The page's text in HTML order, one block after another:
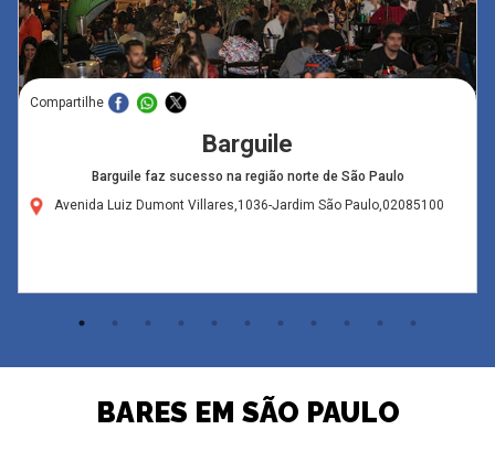
Compartilhe
Barguile
Barguile faz sucesso na região norte de São Paulo
Avenida Luiz Dumont Villares,1036-Jardim São Paulo,02085100
BARES EM SÃO PAULO